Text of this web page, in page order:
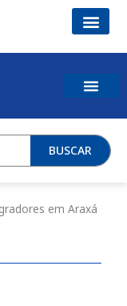
BUSCAR
em Araxá